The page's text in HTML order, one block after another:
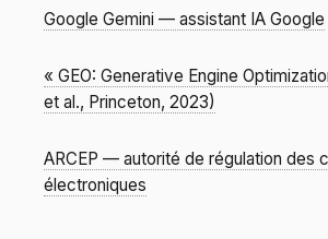
Google Gemini — assistant IA Google
« GEO: Generative Engine
et al., Princeton, 2023)
ARCEP — autorité de régulation des
électroniques